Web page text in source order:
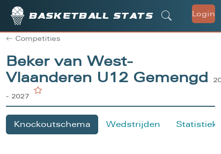
Basketball stats Login
Competities
Beker van West-
Vlaanderen U12 Gemengd
- 2027
Knockoutschema Wedstrijden